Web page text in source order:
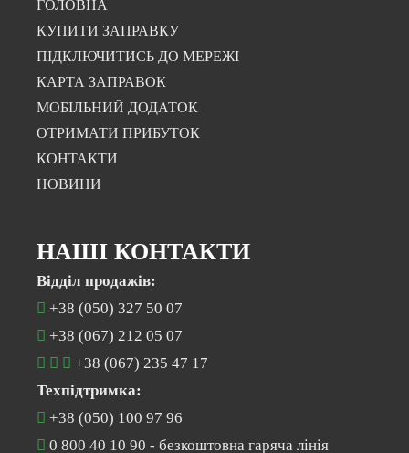
ГОЛОВНА
КУПИТИ ЗАПРАВКУ
ПІДКЛЮЧИТИСЬ ДО МЕРЕЖІ
КАРТА ЗАПРАВОК
МОБІЛЬНИЙ ДОДАТОК
ОТРИМАТИ ПРИБУТОК
КОНТАКТИ
НОВИНИ
НАШІ КОНТАКТИ
Відділ продажів:
+38 (050) 327 50 07
+38 (067) 212 05 07
+38 (067) 235 47 17
Техпідтримка:
+38 (050) 100 97 96
0 800 40 10 90 - безкоштовна гаряча лінія